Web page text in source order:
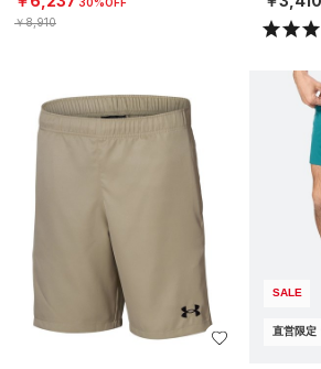
30%OFF
￥8,910
SALE
直営限定